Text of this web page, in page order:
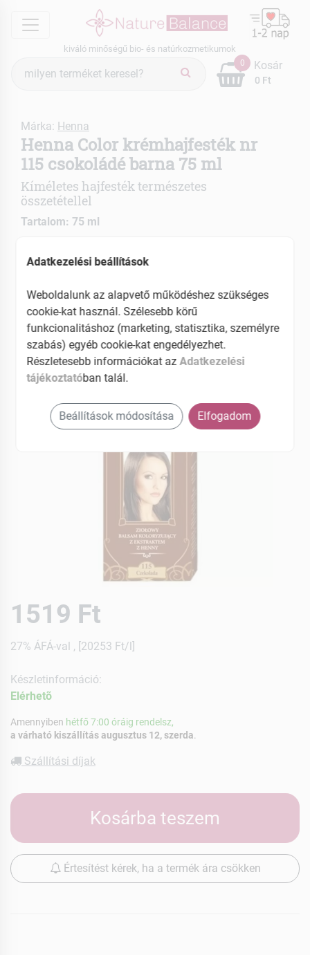
menu
kiváló minőségű bio- és natúrkozmetikumok
keresés
0
0 Ft
Kosár
Márka: Henna
Henna Color krémhajfesték nr
115 csokoládé barna 75 ml
Kíméletes hajfesték természetes
összetétellel
Tartalom: 75 ml
Ammónia mentes
Ragyogó színárnyalatot kölcsönöz a hajnak
EAN: 5902101000413
1519 Ft
27% ÁFÁ-val , [20253 Ft/l]
Készletinformáció:
Elérhetõ
Amennyiben hétfő 7:00 óráig rendelsz,
a várható kiszállítás augusztus 12, szerda
Szállítási díjak
Kosárba teszem
Értesítést kérek, ha a termék ára csökken
Adatkezelési beállítások
Weboldalunk az alapvető működéshez szükséges
cookie-kat használ. Szélesebb körű
funkcionalitáshoz (marketing, statisztika, személyre
szabás) egyéb cookie-kat engedélyezhet.
Részletesebb információkat azAdatkezelési
tájékoztatóban talál.
Beállítások módosítása Elfogadom